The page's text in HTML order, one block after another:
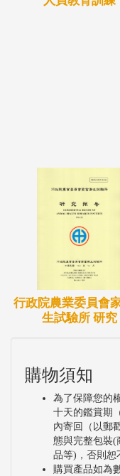
行政院農業委員會
生試驗所 研究
購物須知
為了保障您的
十天的鑑賞期
內寄回（以郵
態與完整包裝(
品等)，否則恕
購買產品如為